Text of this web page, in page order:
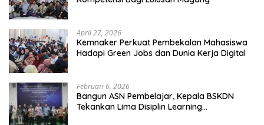
April 27, 2026
Kemnaker Perkuat Pembekalan Mahasiswa
Hadapi Green Jobs dan Dunia Kerja Digital
Februari 6, 2026
Bangun ASN Pembelajar, Kepala BSKDN
Tekankan Lima Disiplin Learning